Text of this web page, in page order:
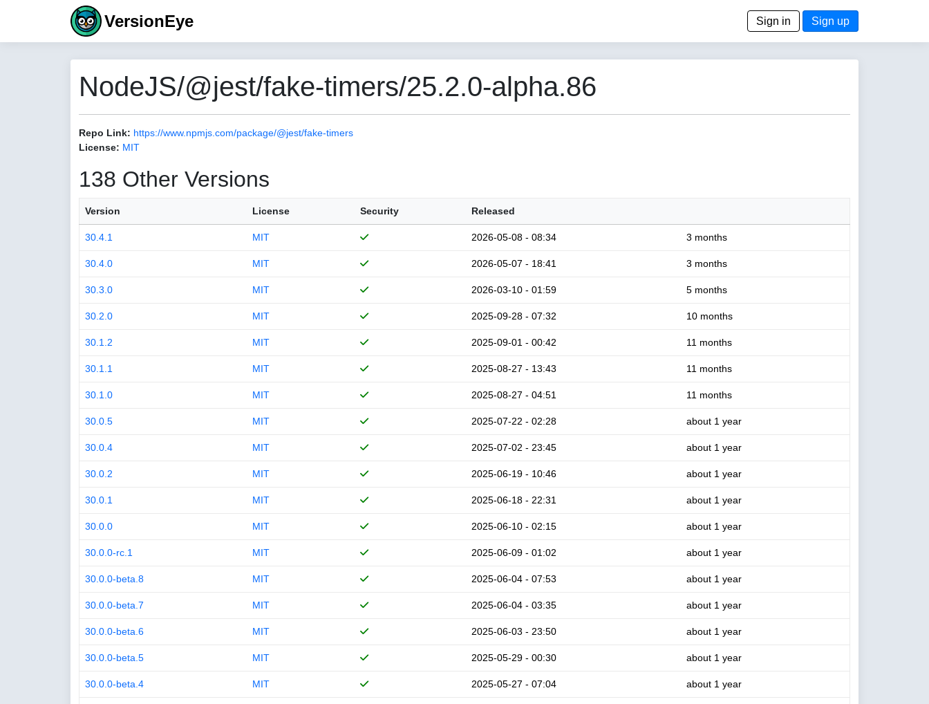
VersionEye Sign in Sign up
NodeJS/@jest/fake-timers/25.2.0-alpha.86
Repo Link: https://www.npmjs.com/package/@jest/fake-timers
License: MIT
138 Other Versions
Version License Security Released
30.4.1 MIT 2026-05-08 - 08:34 3 months
30.4.0 MIT 2026-05-07 - 18:41 3 months
30.3.0 MIT 2026-03-10 - 01:59 5 months
30.2.0 MIT 2025-09-28 - 07:32 10 months
30.1.2 MIT 2025-09-01 - 00:42 11 months
30.1.1 MIT 2025-08-27 - 13:43 11 months
30.1.0 MIT 2025-08-27 - 04:51 11 months
30.0.5 MIT 2025-07-22 - 02:28 about 1 year
30.0.4 MIT 2025-07-02 - 23:45 about 1 year
30.0.2 MIT 2025-06-19 - 10:46 about 1 year
30.0.1 MIT 2025-06-18 - 22:31 about 1 year
30.0.0 MIT 2025-06-10 - 02:15 about 1 year
30.0.0-rc.1 MIT 2025-06-09 - 01:02 about 1 year
30.0.0-beta.8 MIT 2025-06-04 - 07:53 about 1 year
30.0.0-beta.7 MIT 2025-06-04 - 03:35 about 1 year
30.0.0-beta.6 MIT 2025-06-03 - 23:50 about 1 year
30.0.0-beta.5 MIT 2025-05-29 - 00:30 about 1 year
30.0.0-beta.4 MIT 2025-05-27 - 07:04 about 1 year